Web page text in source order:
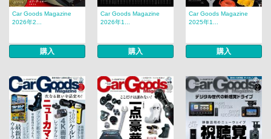
Car Goods Magazine
2026年2...
購入
Car Goods Magazine
2026年1...
購入
Car Goods Magazine
2025年1...
購入